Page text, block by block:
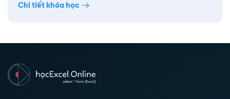
Chi tiết khóa học